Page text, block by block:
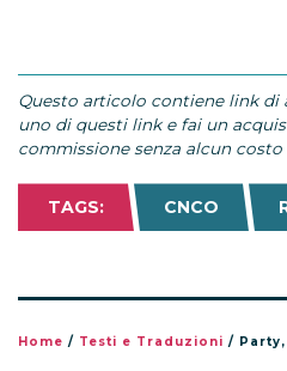
Questo articolo contiene link di
uno di questi link e fai un
commissione senza alcun
TAGS: CNCO
Home / Testi e Traduzioni / Party,